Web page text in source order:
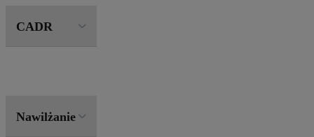
CADR
Nawilżanie